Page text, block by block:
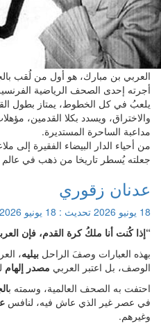
بن مبارك، هو أول من لُقب
إحدى الصحف الرياضية الفرنسية.
في كل الخطوط، يمتاز بطول
ويسدد بكلا القدمين،
الساحرة المستديرة.
أحياء الدار البيضاء الفقيرة إلى
يُسطر تاريخا من ذهب في عالم
زقوري
تحديث :18 يونيو 2026
كُنت أنا ملكُ كرة القدم، فإن العربي
العبارات وصفَ الراحلبيليه، العربي
بل اعتبر العربي مصدر إلهامله
به الصحف العالمية، وسمته ب
عصر غير الذي عاش فيه، لنافس